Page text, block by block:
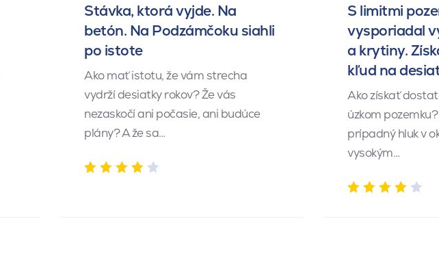
Stávka, ktorá vyjde. Na
betón. Na Podzámčoku siahli
po istote
Ako mať istotu, že vám strecha
vydrží desiatky rokov? Že vás
nezaskočí ani počasie, ani budúce
plány? A že sa…
S limitmi
vysporiadal
a krytiny.
kľud na
Ako získať
úzkom
prípadný hluk v
vysokým…